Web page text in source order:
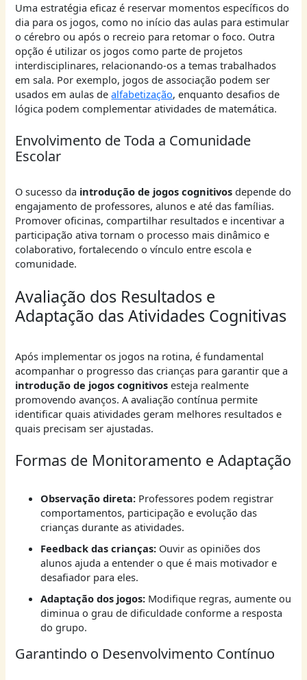
Uma estratégia eficaz é reservar momentos específicos do
dia para os jogos, como no início das aulas para estimular
o cérebro ou após o recreio para retomar o foco. Outra
opção é utilizar os jogos como parte de projetos
interdisciplinares, relacionando-os a temas trabalhados
em sala. Por exemplo, jogos de associação podem ser
usados em aulas dealfabetização, enquanto desafios de
lógica podem complementar atividades de matemática.
Envolvimento de Toda a Comunidade
Escolar
O sucesso da introdução de jogos cognitivos depende do
engajamento de professores, alunos e até das famílias.
Promover oficinas, compartilhar resultados e incentivar a
participação ativa tornam o processo mais dinâmico e
colaborativo, fortalecendo o vínculo entre escola e
comunidade.
Avaliação dos Resultados e
Adaptação das Atividades Cognitivas
Após implementar os jogos na rotina, é fundamental
acompanhar o progresso das crianças para garantir que a
introdução de jogos cognitivos esteja realmente
promovendo avanços. A avaliação contínua permite
identificar quais atividades geram melhores resultados e
quais precisam ser ajustadas.
Formas de Monitoramento e Adaptação
Observação direta:Professores podem registrar
comportamentos, participação e evolução das
crianças durante as atividades.
Feedback das crianças:Ouvir as opiniões dos
alunos ajuda a entender o que é mais motivador e
desafiador para eles.
Adaptação dos jogos:Modifique regras, aumente ou
diminua o grau de dificuldade conforme a resposta
do grupo.
Garantindo o Desenvolvimento Contínuo